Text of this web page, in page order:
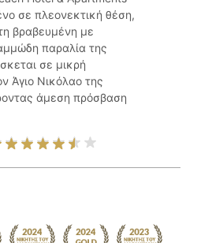
σε πλεονεκτική θέση,
βραβευμένη με
παραλία της
σε μικρή
Άγιο Νικόλαο της
άμεση πρόσβαση